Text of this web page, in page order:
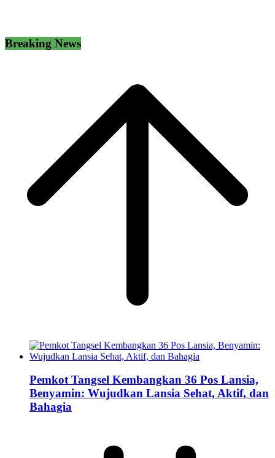
Breaking News
Pemkot Tangsel Kembangkan 36 Pos Lansia,
Benyamin: Wujudkan Lansia Sehat, Aktif, dan
Bahagia